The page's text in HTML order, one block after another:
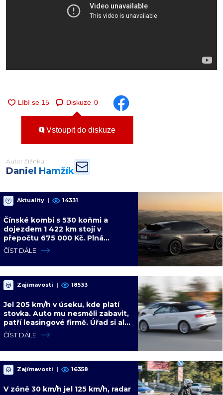
Diskuze 0
Vstoupit do diskuze
Autor článku
Daniel Hamžík
Aktuality | 14331
Čínské kombi s 530 koňmi a
dojezdem 1 422 km stojí v
přepočtu 675 000 Kč. Plná
výbava je v ceně, VW a BMW mají
problém
ČÍST DÁLE
Zajímavosti | 18533
Jel 205 km/h v úseku, kde platí
stovka. Auto mu nesměli zabavit,
patří leasingové firmě. Úřad si ale
poradil jinak
ČÍST DÁLE
Zajímavosti | 16358
V zóně 30 km/h jel 125 km/h, radar